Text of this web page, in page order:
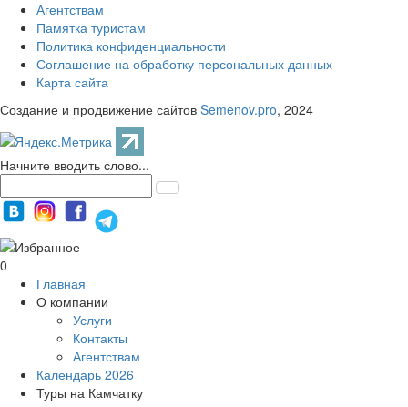
Агентствам
Памятка туристам
Политика конфиденциальности
Соглашение на обработку персональных данных
Карта сайта
Создание и продвижение сайтов Semenov.pro, 2024
Начните вводить слово...
0
Главная
О компании
Услуги
Контакты
Агентствам
Календарь 2026
Туры на Камчатку